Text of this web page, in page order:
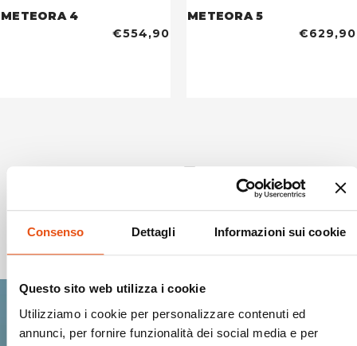
Consenso Dettagli Informazioni sui cookie
Questo sito web utilizza i cookie
Utilizziamo i cookie per personalizzare contenuti ed
annunci, per fornire funzionalità dei social media e per
METEORA 4
€554,90
METEORA 5
€629,90
Spedizioni Sicure